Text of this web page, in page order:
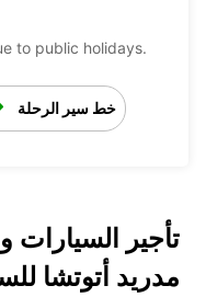
to public holidays.
خط سير الرحلة
تأجير
مدريد أتوتشا